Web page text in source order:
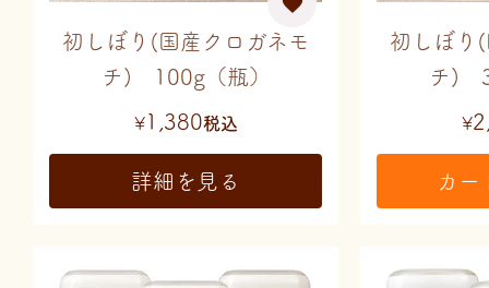
初しぼり(国産クロガネモ
チ) 100g（瓶）
¥1,380税込
詳細を見る
初しぼり
チ)
¥
カー